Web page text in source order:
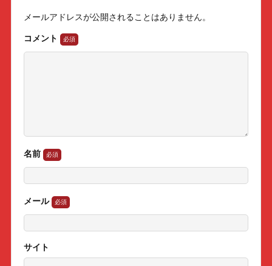
メールアドレスが公開されることはありません。
コメント
名前
メール
サイト